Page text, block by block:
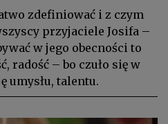
zdefiniować i z czym
przyjaciele Josifa –
w jego obecności to
radość – bo czuło się w
umysłu, talentu.